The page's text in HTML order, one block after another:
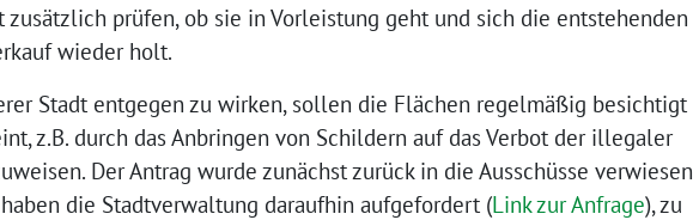
prüfen, ob sie in Vorleistung geht und sich die entstehenden
wieder holt.
Stadt entgegen zu wirken, sollen die Flächen regelmäßig besichtigt
z.B. durch das Anbringen von Schildern auf das Verbot der illegaler
Der Antrag wurde zunächst zurück in die Ausschüsse verwiesen
die Stadtverwaltung daraufhin aufgefordert (Link zur Anfrage), zu